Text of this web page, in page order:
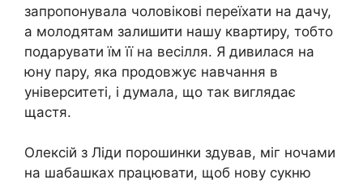
запропонувала чоловікові переїхати на дачу,
а молодятам залишити нашу квартиру, тобто
подарувати їм її на весілля. Я дивилася на
юну пару, яка продовжує навчання в
університеті, і думала, що так виглядає
щастя.
Олексій з Ліди порошинки здував, міг ночами
на шабашках працювати, щоб нову сукню